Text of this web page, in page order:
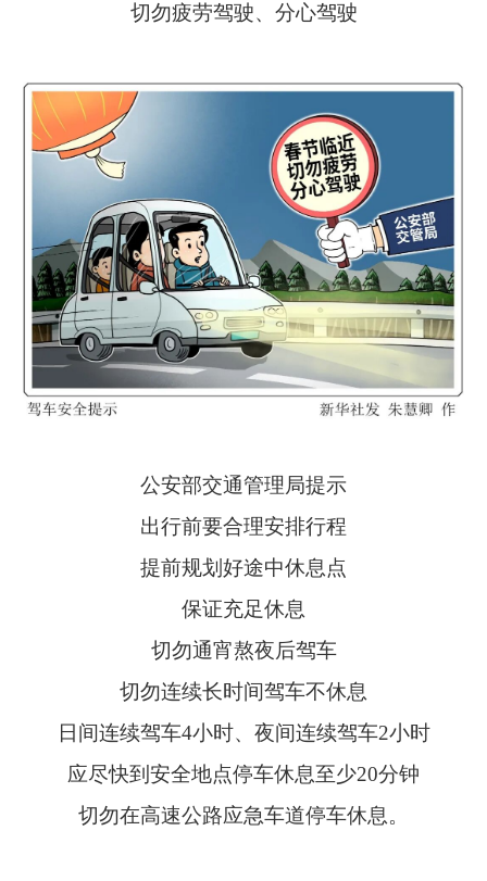
切勿疲劳驾驶、分心驾驶
公安部交通管理局提示
出行前要合理安排行程
提前规划好途中休息点
保证充足休息
切勿通宵熬夜后驾车
切勿连续长时间驾车不休息
日间连续驾车4小时、夜间连续驾车2小时
应尽快到安全地点停车休息至少20分钟
切勿在高速公路应急车道停车休息。